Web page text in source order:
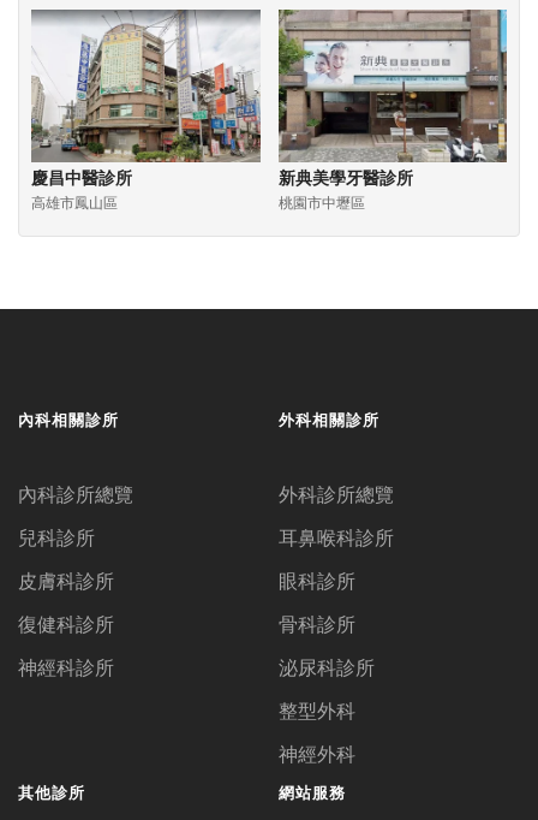
慶昌中醫診所
高雄市鳳山區
新典美學牙醫診所
桃園市中壢區
內科相關診所
內科診所總覽
兒科診所
皮膚科診所
復健科診所
神經科診所
外科相關診所
外科診所總覽
耳鼻喉科診所
眼科診所
骨科診所
泌尿科診所
整型外科
神經外科
其他診所 網站服務